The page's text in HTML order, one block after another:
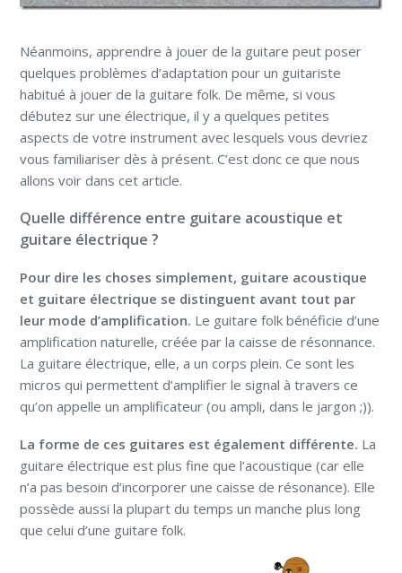
Néanmoins, apprendre à jouer de la guitare peut poser
quelques problèmes d’adaptation pour un guitariste
habitué à jouer de la guitare folk. De même, si vous
débutez sur une électrique, il y a quelques petites
aspects de votre instrument avec lesquels vous devriez
vous familiariser dès à présent. C’est donc ce que nous
allons voir dans cet article.
Quelle différence entre guitare acoustique et
guitare électrique ?
Pour dire les choses simplement, guitare acoustique
et guitare électrique se distinguent avant tout par
leur mode d’amplification. Le guitare folk bénéficie d’une
amplification naturelle, créée par la caisse de résonnance.
La guitare électrique, elle, a un corps plein. Ce sont les
micros qui permettent d’amplifier le signal à travers ce
qu’on appelle un amplificateur (ou ampli, dans le jargon ;)).
La forme de ces guitares est également différente. La
guitare électrique est plus fine que l’acoustique (car elle
n’a pas besoin d’incorporer une caisse de résonance). Elle
possède aussi la plupart du temps un manche plus long
que celui d’une guitare folk.